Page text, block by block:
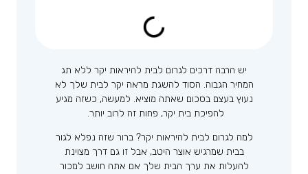
יש הרבה דרכים לגרום לבית להיראות יקר ללא תג
המחיר הגבוה. הסוד להשגת מראה יקר לבית שלך לא
נעוץ בעצם בסכום שאתה מוציא. למעשה, כשזה מגיע
להפיכת בית יקר, פחות זה לרוב יותר.
למה לגרום לבית להיראות יקר? ברור שזה נפלא לגור
בבית שמרגיש אוצר היטב, אבל זו גם דרך מצוינת
להעלות את ערך הבית שלך אם אתה חושב למכור